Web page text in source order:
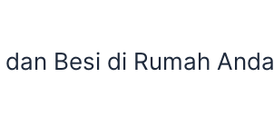
Besi di Rumah Anda